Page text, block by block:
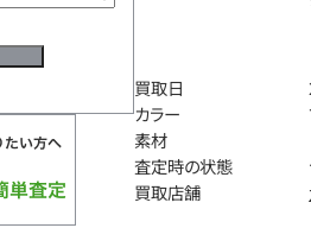
買取日
カラー
素材
査定時の状態
買取店舗